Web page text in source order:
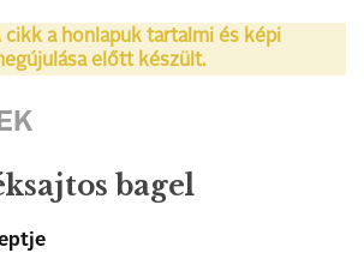
cikk a honlapuk tartalmi és képi
előtt készült.
bagel